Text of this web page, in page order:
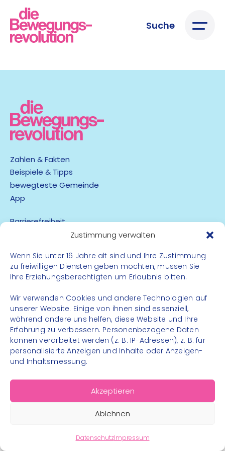
Zustimmung verwalten
Wenn Sie unter 16 Jahre alt sind und Ihre Zustimmung
zu freiwilligen Diensten geben möchten, müssen Sie
Ihre Erziehungsberechtigten um Erlaubnis bitten.
Wir verwenden Cookies und andere Technologien auf
unserer Website. Einige von ihnen sind essenziell,
während andere uns helfen, diese Website und Ihre
Erfahrung zu verbessern. Personenbezogene Daten
können verarbeitet werden (z. B. IP-Adressen), z. B. für
personalisierte Anzeigen und Inhalte oder Anzeigen-
und Inhaltsmessung.
Akzeptieren
Ablehnen
DatenschutzImpressum
Suche
Zahlen & Fakten
Beispiele & Tipps
bewegteste Gemeinde
App
Barrierefreiheit
Kontakt
Instagram
Facebook
© 2026 – Bewegungsland Steiermark gGmbH - Alle